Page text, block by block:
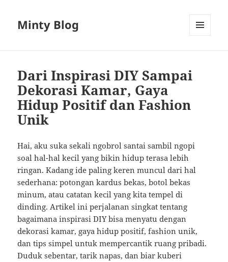
Minty Blog
Dari Inspirasi DIY Sampai
Dekorasi Kamar, Gaya
Hidup Positif dan Fashion
Unik
Hai, aku suka sekali ngobrol santai sambil ngopi
soal hal-hal kecil yang bikin hidup terasa lebih
ringan. Kadang ide paling keren muncul dari hal
sederhana: potongan kardus bekas, botol bekas
minum, atau catatan kecil yang kita tempel di
dinding. Artikel ini perjalanan singkat tentang
bagaimana inspirasi DIY bisa menyatu dengan
dekorasi kamar, gaya hidup positif, fashion unik,
dan tips simpel untuk mempercantik ruang pribadi.
Duduk sebentar, tarik napas, dan biar kuberi